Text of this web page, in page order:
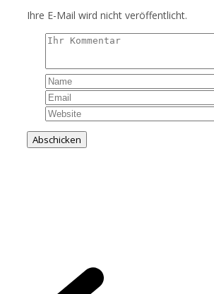
Ihre E-Mail wird nicht veröffentlicht.